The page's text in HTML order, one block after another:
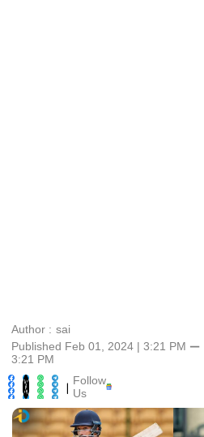
Author : sai
Published Feb 01, 2024 | 3:21 PM ⚊
3:21 PM
| Follow
Us